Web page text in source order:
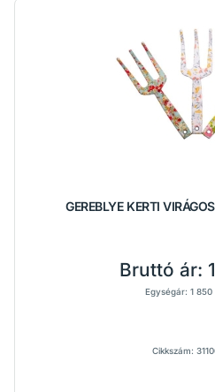
GEREBLYE KERTI
Bruttó ár:
Egységár: 1
Cikkszám: